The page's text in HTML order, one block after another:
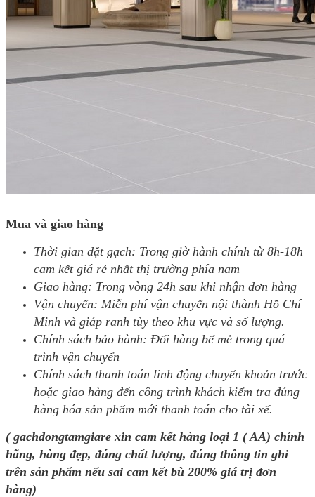
Mua và giao hàng
Thời gian đặt gạch: Trong giờ hành chính từ 8h-18h
cam kết giá rẻ nhất thị trường phía nam
Giao hàng: Trong vòng 24h sau khi nhận đơn hàng
Vận chuyển: Miễn phí vận chuyển nội thành Hồ Chí
Minh và giáp ranh tùy theo khu vực và số lượng.
Chính sách bảo hành: Đổi hàng bể mẻ trong quá
trình vận chuyển
Chính sách thanh toán linh động chuyển khoản trước
hoặc giao hàng đến công trình khách kiểm tra đúng
hàng hóa sản phẩm mới thanh toán cho tài xế.
( gachdongtamgiare xin cam kết hàng loại 1 ( AA) chính
hãng, hàng đẹp, đúng chất lượng, đúng thông tin ghi
trên sản phẩm nếu sai cam kết bù 200% giá trị đơn
hàng)